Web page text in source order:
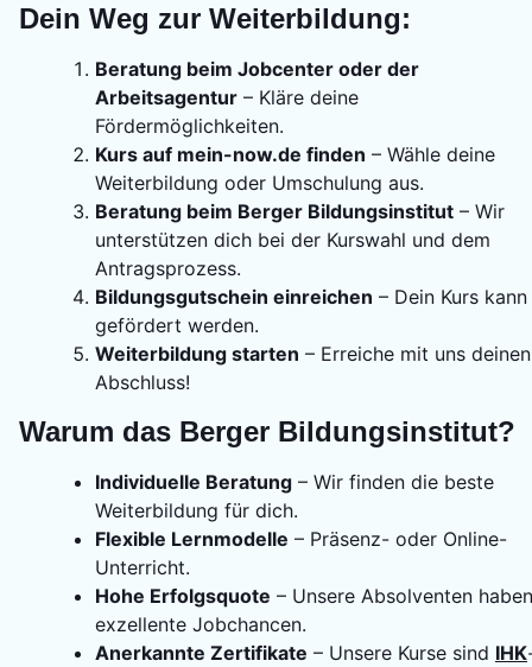
Dein Weg zur Weiterbildung:
Beratung beim Jobcenter oder der
Arbeitsagentur – Kläre deine
Fördermöglichkeiten.
Kurs auf mein-now.de finden – Wähle deine
Weiterbildung oder Umschulung aus.
Beratung beim Berger Bildungsinstitut – Wir
unterstützen dich bei der Kurswahl und dem
Antragsprozess.
Bildungsgutschein einreichen – Dein Kurs kann
gefördert werden.
Weiterbildung starten – Erreiche mit uns deinen
Abschluss!
Warum das Berger Bildungsinstitut?
Individuelle Beratung – Wir finden die beste
Weiterbildung für dich.
Flexible Lernmodelle – Präsenz- oder Online-
Unterricht.
Hohe Erfolgsquote – Unsere Absolventen haben
exzellente Jobchancen.
Anerkannte Zertifikate – Unsere Kurse sind IHK